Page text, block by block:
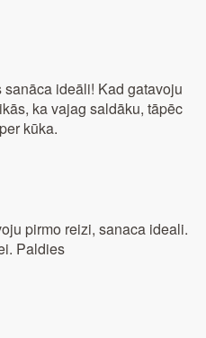
ideāli! Kad gatavoju
ka vajag saldāku, tāpēc
kūka.
pirmo reizi, sanaca ideali.
Paldies